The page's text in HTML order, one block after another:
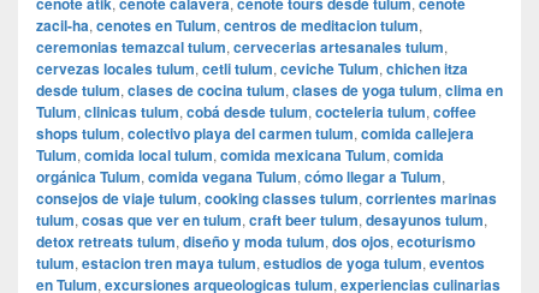
zacil-ha, cenotes en Tulum, centros de meditacion tulum,
ceremonias temazcal tulum, cervecerias artesanales tulum,
cervezas locales tulum, cetli tulum, ceviche Tulum, chichen itza
desde tulum, clases de cocina tulum, clases de yoga tulum, clima en
Tulum, clinicas tulum, cobá desde tulum, cocteleria tulum, coffee
shops tulum, colectivo playa del carmen tulum, comida callejera
Tulum, comida local tulum, comida mexicana Tulum, comida
orgánica Tulum, comida vegana Tulum, cómo llegar a Tulum,
consejos de viaje tulum, cooking classes tulum, corrientes marinas
tulum, cosas que ver en tulum, craft beer tulum, desayunos tulum,
detox retreats tulum, diseño y moda tulum, dos ojos, ecoturismo
tulum, estacion tren maya tulum, estudios de yoga tulum, eventos
en Tulum, excursiones arqueologicas tulum, experiencias culinarias